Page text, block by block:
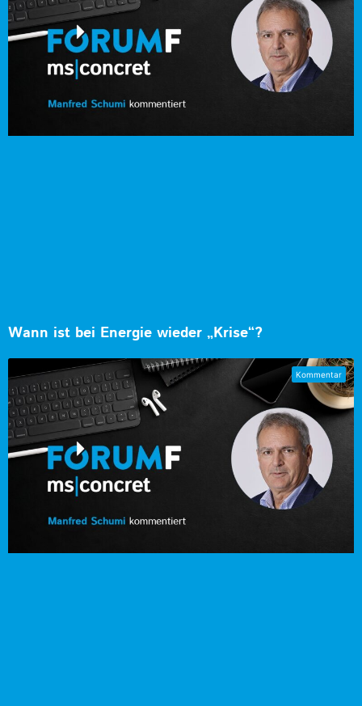
Wann ist bei Energie wieder „Krise“?